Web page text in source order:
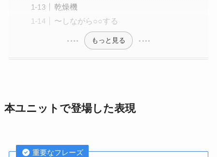
乾燥機
〜しながら○○する
もっと見る
本ユニットで登場した表現
重要なフレーズ